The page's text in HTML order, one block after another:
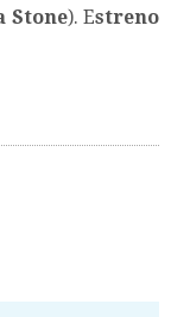
Stone). Estreno